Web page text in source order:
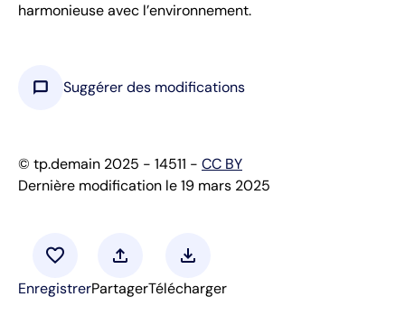
harmonieuse avec l’environnement.
chat_bubble Suggérer des modifications
© tp.demain 2025 - 14511 - CC BY
Dernière modification le 19 mars 2025
favorite
Enregistrer
upload
Partager
download
Télécharger